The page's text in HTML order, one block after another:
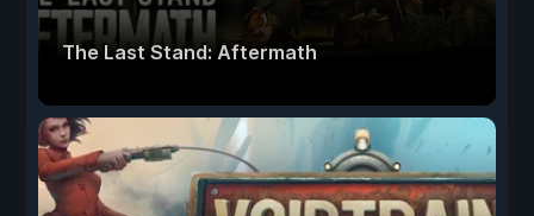
The Last Stand: Aftermath